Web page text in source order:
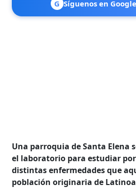
G Síguenos en
Una parroquia de Santa Elena
el laboratorio para estudiar
distintas enfermedades que
población originaria de